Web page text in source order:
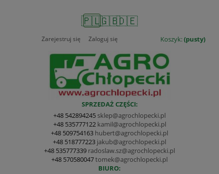
🇵🇱🇬🇧🇩🇪
Koszyk:(pusty)
Zarejestruj się Zaloguj się
SPRZEDAŻ CZĘŚCI:
+48 542894245 sklep@agrochlopecki.pl
+48 535777122 kamil@agrochlopecki.pl
+48 509754163 hubert@agrochlopecki.pl
+48 518777223 jakub@agrochlopecki.pl
+48 535777339 radoslaw.sz@agrochlopecki.pl
+48 570580047tomek@agrochlopecki.pl
BIURO: